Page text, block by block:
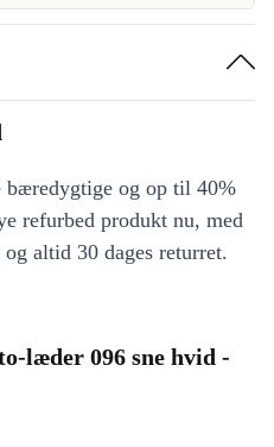
bæredygtige og op til 40%
refurbed produkt nu, med
altid 30 dages returret.
læder 096 sne hvid -